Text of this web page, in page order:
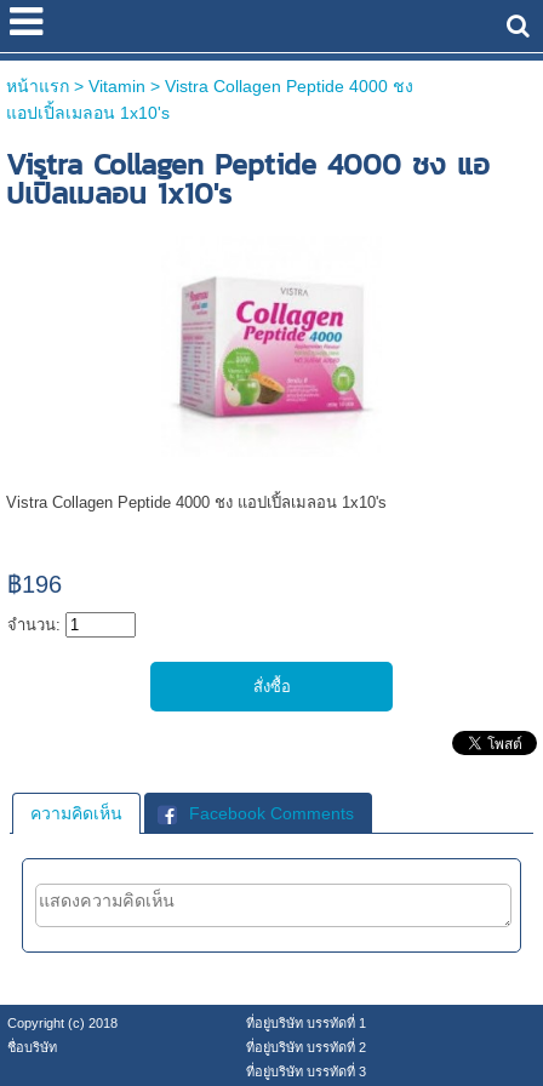
หน้าแรก> Vitamin > Vistra Collagen Peptide 4000 ชง
แอปเปิ้ลเมลอน 1x10's
Vistra Collagen Peptide 4000 ชง แอ
ปเปิ้ลเมลอน 1x10's
Vistra Collagen Peptide 4000 ชง แอปเปิ้ลเมลอน 1x10's
฿196
จำนวน:
ความคิดเห็น Facebook Comments
Copyright (c) 2018
ที่อยู่บริษัท บรรทัดที่ 1
ชื่อบริษัท
ที่อยู่บริษัท บรรทัดที่ 2
ที่อยู่บริษัท บรรทัดที่ 3